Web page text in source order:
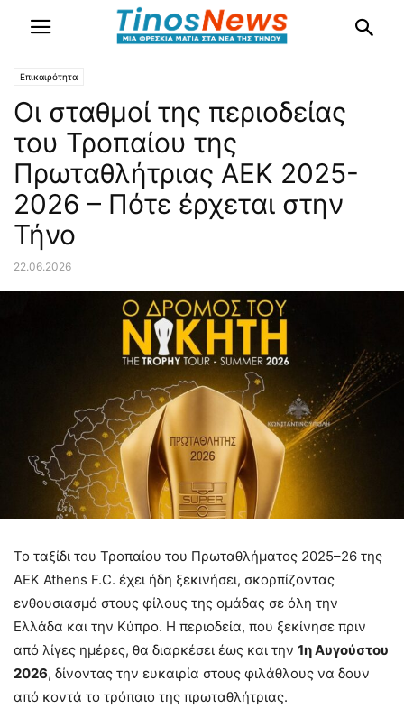
Επικαιρότητα
Οι σταθμοί της περιοδείας
του Τροπαίου της
Πρωταθλήτριας AEΚ 2025-
2026 – Πότε έρχεται στην
Τήνο
22.06.2026
Το ταξίδι του Τροπαίου του Πρωταθλήματος 2025–26 της
AEK Athens F.C. έχει ήδη ξεκινήσει, σκορπίζοντας
ενθουσιασμό στους φίλους της ομάδας σε όλη την
Ελλάδα και την Κύπρο. Η περιοδεία, που ξεκίνησε πριν
από λίγες ημέρες, θα διαρκέσει έως και την 1η Αυγούστου
2026, δίνοντας την ευκαιρία στους φιλάθλους να δουν
από κοντά το τρόπαιο της πρωταθλήτριας.